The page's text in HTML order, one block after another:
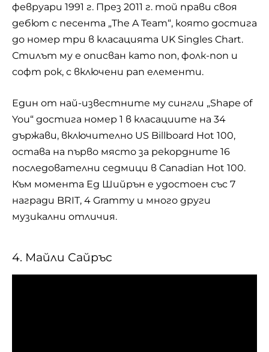
февруари 1991 г. През 2011 г. той прави своя
дебют с песента „The A Team“, която достига
до номер три в класацията UK Singles Chart.
Стилът му е описван като поп, фолк-поп и
софт рок, с включени рап елементи.
Един от най-известните му сингли „Shape of
You“ достига номер 1 в класациите на 34
държави, включително US Billboard Hot 100,
остава на първо място за рекордните 16
последователни седмици в Canadian Hot 100.
Към момента Ед Шийрън е удостоен със 7
награди BRIT, 4 Grammy и много други
музикални отличия.
4. Майли Сайръс